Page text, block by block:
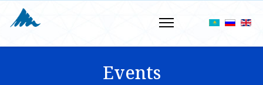
Events